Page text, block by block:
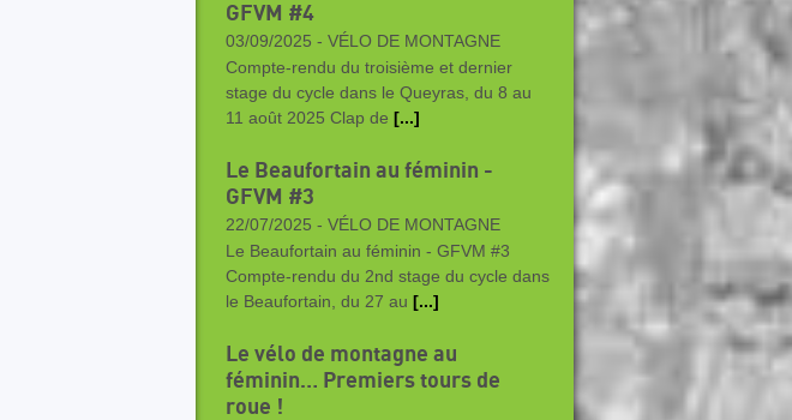
GFVM #4
03/09/2025 - VÉLO DE MONTAGNE
Compte-rendu du troisième et dernier
stage du cycle dans le Queyras, du 8 au
11 août 2025 Clap de [...]
Le Beaufortain au féminin -
GFVM #3
22/07/2025 - VÉLO DE MONTAGNE
Le Beaufortain au féminin - GFVM #3
Compte-rendu du 2nd stage du cycle dans
le Beaufortain, du 27 au [...]
Le vélo de montagne au
féminin… Premiers tours de
roue !